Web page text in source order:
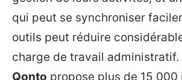
qui peut se synchroniser
outils peut réduire
charge de travail administratif.
Qonto propose plus de 15